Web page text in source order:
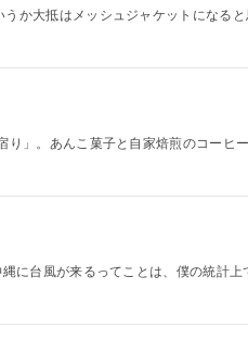
か大抵はメッシュジャケットになると
り」。あんこ菓子と自家焙煎のコーヒ
に台風が来るってことは、僕の統計上